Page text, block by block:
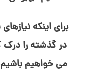
برای اینکه
در گذشته را درک
می⁯ خواهیم